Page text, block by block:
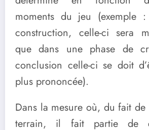
moments du jeu (exemple
construction, celle-ci sera
que dans une phase de
conclusion celle-ci se doit
plus prononcée).
Dans la mesure où, du fait
terrain, il fait partie de